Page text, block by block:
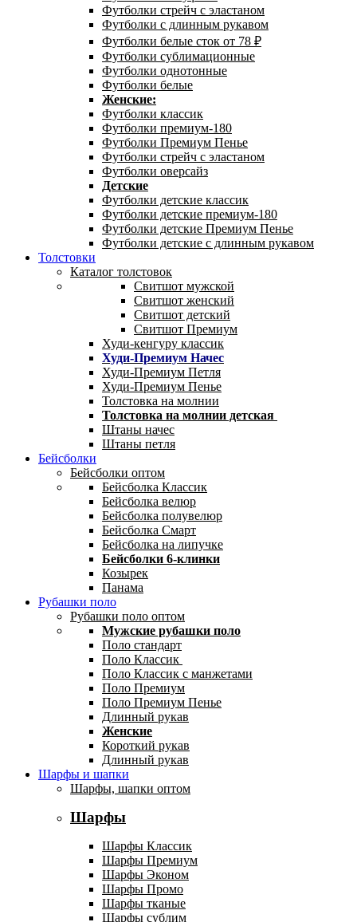
Футболки стрейч с эластаном
Футболки с длинным рукавом
Футболки белые сток от 78 ₽
Футболки сублимационные
Футболки однотонные
Футболки белые
Женские:
Футболки классик
Футболки премиум-180
Футболки Премиум Пенье
Футболки стрейч с эластаном
Футболки оверсайз
Детские
Футболки детские классик
Футболки детские премиум-180
Футболки детские Премиум Пенье
Футболки детские с длинным рукавом
Толстовки
Каталог толстовок
Свитшот мужской
Свитшот женский
Свитшот детский
Свитшот Премиум
Худи-кенгуру классик
Худи-Премиум Начес
Худи-Премиум Петля
Худи-Премиум Пенье
Толстовка на молнии
Толстовка на молнии детская
Штаны начес
Штаны петля
Бейсболки
Бейсболки оптом
Бейсболка Классик
Бейсболка велюр
Бейсболка полувелюр
Бейсболка Смарт
Бейсболка на липучке
Бейсболки 6-клинки
Козырек
Панама
Рубашки поло
Рубашки поло оптом
Мужские рубашки поло
Поло стандарт
Поло Классик
Поло Классик с манжетами
Поло Премиум
Поло Премиум Пенье
Длинный рукав
Женские
Короткий рукав
Длинный рукав
Шарфы и шапки
Шарфы, шапки оптом
Шарфы
Шарфы Классик
Шарфы Премиум
Шарфы Эконом
Шарфы Промо
Шарфы тканые
Шарфы сублим